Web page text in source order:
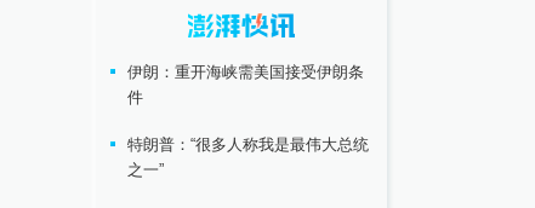
伊朗：重开海峡需美国接受伊朗条
件
特朗普：“很多人称我是最伟大总统
之一”